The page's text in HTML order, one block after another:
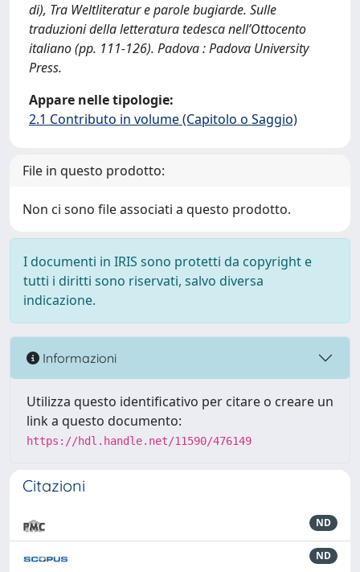
di), Tra Weltliteratur e parole bugiarde. Sulle
traduzioni della letteratura tedesca nell’Ottocento
italiano (pp. 111-126). Padova : Padova University
Press.
Appare nelle tipologie:
2.1 Contributo in volume (Capitolo o Saggio)
File in questo prodotto:
Non ci sono file associati a questo prodotto.
I documenti in IRIS sono protetti da copyright e
tutti i diritti sono riservati, salvo diversa
indicazione.
Informazioni
Utilizza questo identificativo per citare o creare un
link a questo documento:
https://hdl.handle.net/11590/476149
Citazioni
ND
ND